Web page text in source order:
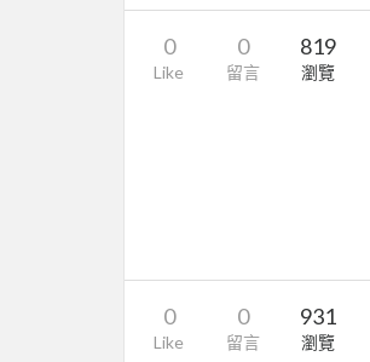
0
Like
0
留言
819
瀏覽
0
Like
0
留言
931
瀏覽